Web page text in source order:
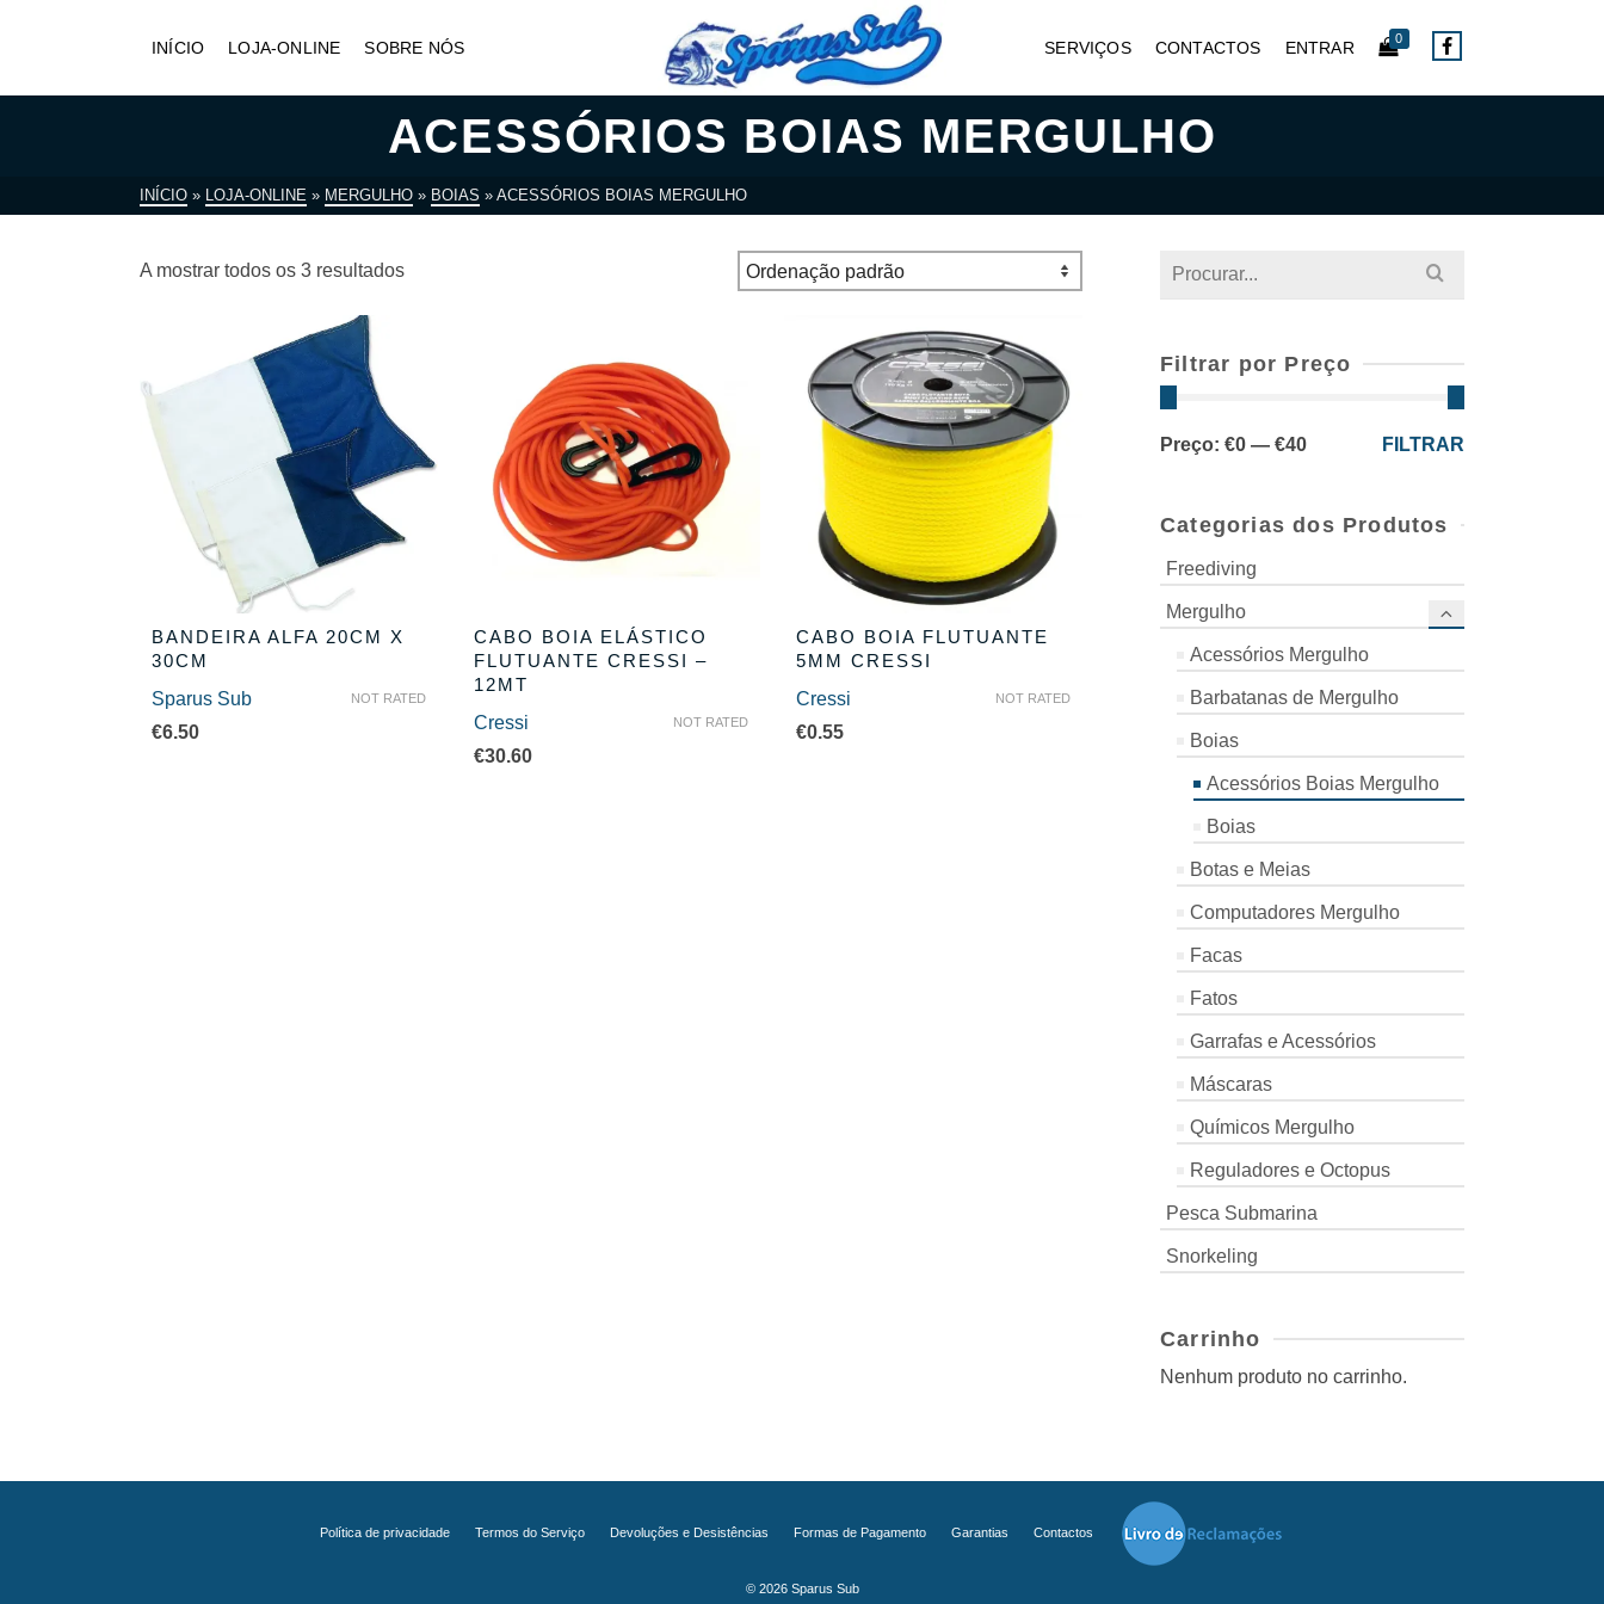
INÍCIO LOJA-ONLINE SOBRE NÓS SERVIÇOS CONTACTOS ENTRAR 0
ACESSÓRIOS BOIAS MERGULHO
INÍCIO » LOJA-ONLINE » MERGULHO » BOIAS » ACESSÓRIOS BOIAS MERGULHO
A mostrar todos os 3 resultados
BANDEIRA ALFA 20CM X
30CM
NOT RATED
Sparus Sub
€6.50
CABO BOIA ELÁSTICO
FLUTUANTE CRESSI –
12MT
NOT RATED
Cressi
€30.60
CABO BOIA FLUTUANTE
5MM CRESSI
NOT RATED
Cressi
€0.55
Search
Filtrar por Preço
Preço
Preço
FILTRAR
Preço: €0 — €40
Categorias dos Produtos
Freediving
Mergulho
Acessórios Mergulho
Barbatanas de Mergulho
Boias
Acessórios Boias Mergulho
Boias
Botas e Meias
Computadores Mergulho
Facas
Fatos
Garrafas e Acessórios
Máscaras
Químicos Mergulho
Reguladores e Octopus
Pesca Submarina
Snorkeling
Carrinho
Nenhum produto no carrinho.
Política de privacidade Termos do Serviço Devoluções e Desistências Formas de Pagamento Garantias Contactos
© 2026 Sparus Sub